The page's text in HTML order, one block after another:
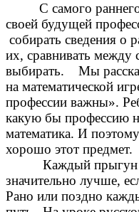
С самого
своей будущей
собирать сведения о
их, сравнивать между
выбирать. Мы
на математической
профессии важны».
какую бы профессию
математика. И
хорошо этот предмет.
Каждый прыгун
значительно лучше,
Рано или поздно